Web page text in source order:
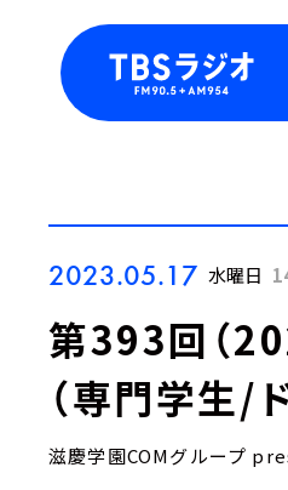
2023.05.17 水曜日
第393回（
（専門学生/
滋慶学園COMグループ